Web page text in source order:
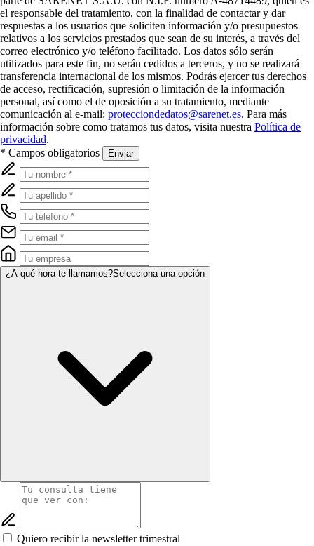
el responsable del tratamiento, con la finalidad de contactar y dar
respuestas a los usuarios que soliciten información y/o presupuestos
relativos a los servicios prestados que sean de su interés, a través del
correo electrónico y/o teléfono facilitado. Los datos sólo serán
utilizados para este fin, no serán cedidos a terceros, y no se realizará
transferencia internacional de los mismos. Podrás ejercer tus derechos
de acceso, rectificación, supresión o limitación de la información
personal, así como el de oposición a su tratamiento, mediante
comunicación al e-mail: protecciondedatos@sarenet.es. Para más
información sobre como tratamos tus datos, visita nuestra Política de
privacidad.
* Campos obligatorios
Enviar
¿A qué hora te llamamos?Selecciona una opción
Quiero recibir la newsletter trimestral